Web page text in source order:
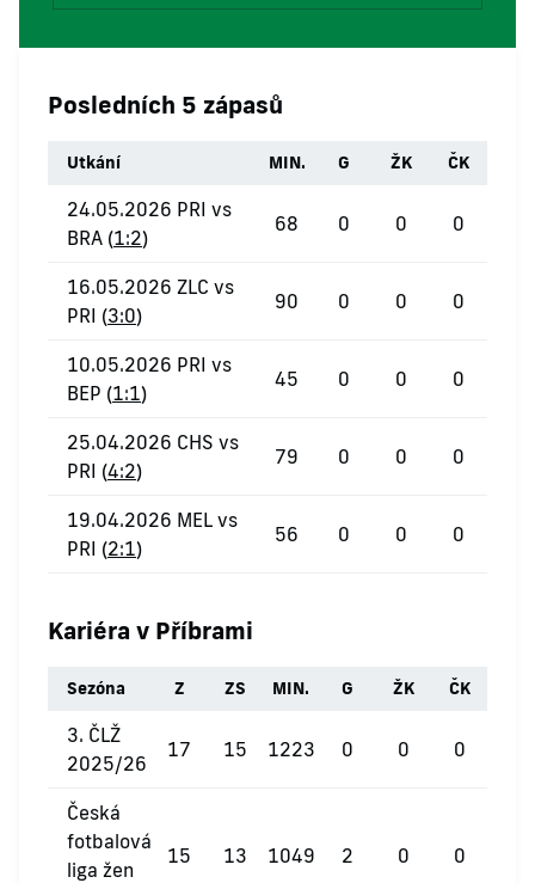
Posledních 5 zápasů
Utkání MIN. G ŽK ČK
24.05.2026 PRI vs
BRA (1:2)
68 0 0 0
16.05.2026 ZLC vs
PRI (3:0)
90 0 0 0
10.05.2026 PRI vs
BEP (1:1)
45 0 0 0
25.04.2026 CHS vs
PRI (4:2)
79 0 0 0
19.04.2026 MEL vs
PRI (2:1)
56 0 0 0
Kariéra v Příbrami
Sezóna Z ZS MIN. G ŽK ČK
3. ČLŽ
2025/26
17 15 1223 0 0 0
Česká
fotbalová
liga žen
15 13 1049 2 0 0